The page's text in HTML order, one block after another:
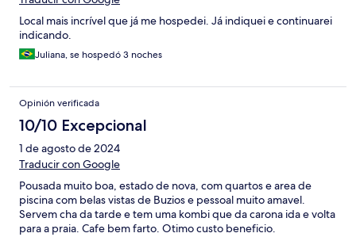
Local mais incrível que já me hospedei. Já indiquei e continuarei
indicando.
Juliana, se hospedó 3 noches
Opinión verificada
10/10 Excepcional
1 de agosto de 2024
Traducir con Google
Pousada muito boa, estado de nova, com quartos e area de
piscina com belas vistas de Buzios e pessoal muito amavel.
Servem cha da tarde e tem uma kombi que da carona ida e volta
para a praia. Cafe bem farto. Otimo custo beneficio.